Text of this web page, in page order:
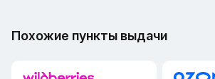
Похожие пункты выдачи